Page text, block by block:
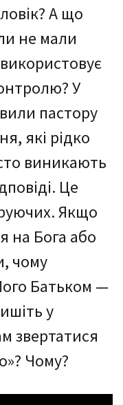
А що
не мали
У
пастору
які рідко
виникають
Це
Якщо
на Бога або
чому
Батьком —
у
звертатися
Чому?